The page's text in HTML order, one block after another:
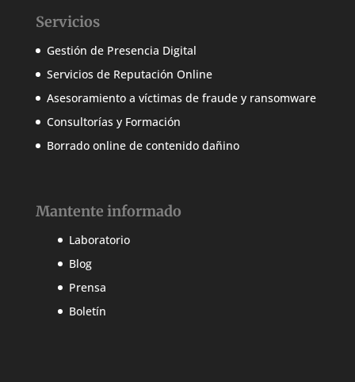
Servicios
Gestión de Presencia Digital
Servicios de Reputación Online
Asesoramiento a víctimas de fraude y ransomware
Consultorías y Formación
Borrado online de contenido dañino
Mantente informado
Laboratorio
Blog
Prensa
Boletín